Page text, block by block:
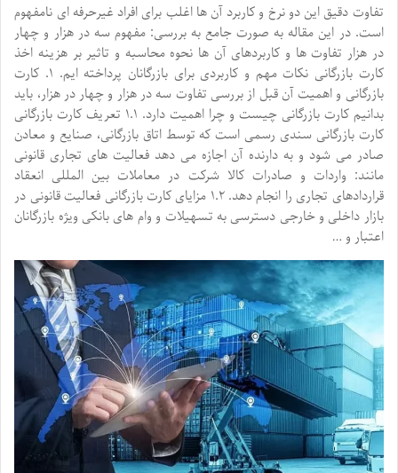
تفاوت دقیق این دو نرخ و کاربرد آن ها اغلب برای افراد غیرحرفه ای نامفهوم
است. در این مقاله به صورت جامع به بررسی: مفهوم سه در هزار و چهار
در هزار تفاوت ها و کاربردهای آن ها نحوه محاسبه و تاثیر بر هزینه اخذ
کارت بازرگانی نکات مهم و کاربردی برای بازرگانان پرداخته ایم. ۱. کارت
بازرگانی و اهمیت آن قبل از بررسی تفاوت سه در هزار و چهار در هزار، باید
بدانیم کارت بازرگانی چیست و چرا اهمیت دارد. ۱.۱ تعریف کارت بازرگانی
کارت بازرگانی سندی رسمی است که توسط اتاق بازرگانی، صنایع و معادن
صادر می شود و به دارنده آن اجازه می دهد فعالیت های تجاری قانونی
مانند: واردات و صادرات کالا شرکت در معاملات بین المللی انعقاد
قراردادهای تجاری را انجام دهد. ۱.۲ مزایای کارت بازرگانی فعالیت قانونی در
بازار داخلی و خارجی دسترسی به تسهیلات و وام های بانکی ویژه بازرگانان
اعتبار و …